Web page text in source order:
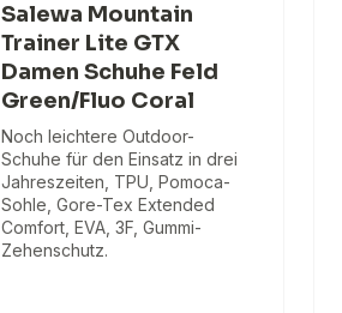
Salewa Mountain
Trainer Lite GTX
Damen Schuhe Feld
Green/Fluo Coral
Noch leichtere Outdoor-
Schuhe für den Einsatz in drei
Jahreszeiten, TPU, Pomoca-
Sohle, Gore-Tex Extended
Comfort, EVA, 3F, Gummi-
Zehenschutz.